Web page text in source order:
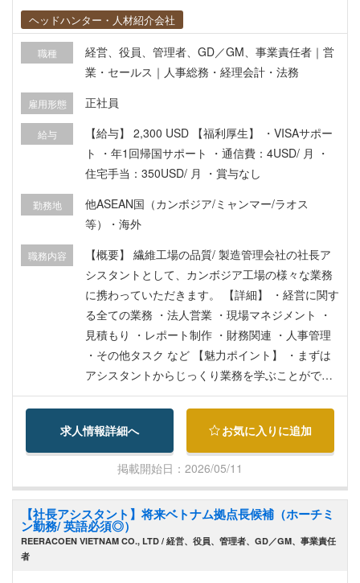
管理費の確認・管理 ・月初の請求対応 など ◆得
られるスキル ・海外子会社の決算管理や数値管理
を通じて、会計実務と管理会計の両方を経験でき
ます。 ⇒ 月次・年次決算や差異分析を通じて、数
字を読み解く力を身につけられます。 ・経営層、
他部門、海外子会社メンバーと連携しながら業務
を進めるため、調整力とコミュニケーション力を
磨けます。 ⇒ 本社と現地の間に立ち、関係者をつ
なぎながら業務を進める経験が積めます。 ・事業
全体を俯瞰しながら働くことで、視野を広げ、ガ
バナンスや経営管理の理解を深められます。 ⇒ 海
えます。 ◆入社後の流れ 入社後約3か月間は、上
長からの業務引継ぎや会議同席を通じて、事業全
体と業務の理解を深めていただきます。 その後
は、段階的に担当領域を拡大いただきます。
ヘッドハンター・人材紹介会社
職種
経営、役員、管理者、GD／GM、事業責任者｜営
業・セールス｜人事総務・経理会計・法務
雇用形態 正社員
給与
【給与】 2,300 USD 【福利厚生】 ・VISAサポー
ト ・年1回帰国サポート ・通信費：4USD/ 月 ・
住宅手当：350USD/ 月 ・賞与なし
勤務地
他ASEAN国（カンボジア/ミャンマー/ラオス
等）・海外
職務内容
【概要】 繊維工場の品質/ 製造管理会社の社長ア
シスタントとして、カンボジア工場の様々な業務
に携わっていただきます。 【詳細】 ・経営に関す
る全ての業務 ・法人営業 ・現場マネジメント ・
見積もり ・レポート制作 ・財務関連 ・人事管理
・その他タスク など 【魅力ポイント】 ・まずは
アシスタントからじっくり業務を学ぶことができ
ます！ ・発展中のカンボジアで新しいことに挑戦
しながら、長く働いていきたい方にお勧めです！
皆さんが想像されているよりもカンボジアのプノ
ンペンは最近開発が著しく刺激的な場所です。
求人情報詳細へ お気に入りに追加
掲載開始日：2026/05/11
【社長アシスタント】将来ベトナム拠点長候補（ホーチミ
ン勤務/ 英語必須◎）
REERACOEN VIETNAM CO., LTD / 経営、役員、管理者、GD／GM、事業責任
者